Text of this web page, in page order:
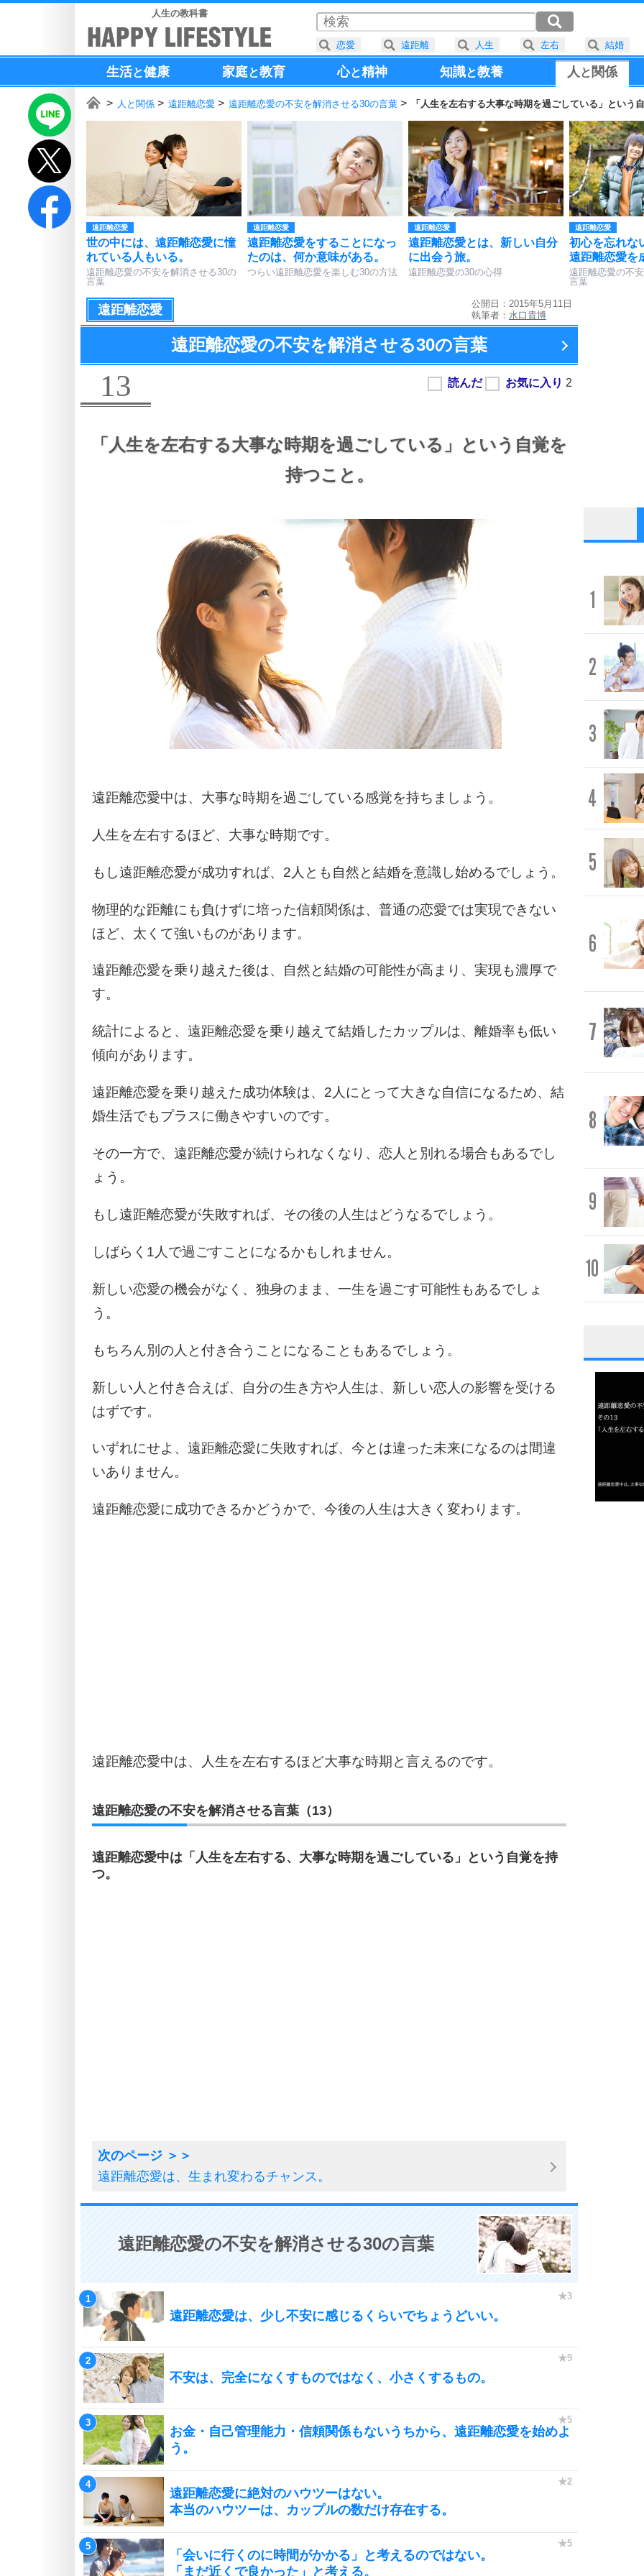
人生の教科書
生活と健康 家庭と教育 心と精神 知識と教養 人と 関係
人と関係 遠距離恋愛 遠距離恋愛の不安を解消させる30の言葉 「人生を左右する大事な時期を過ごしている」という
遠距離恋愛
世の中には、遠距離恋愛に憧
れている人もいる。
遠距離恋愛の不安を解消させる30の
言葉
遠距離恋愛
遠距離恋愛をすることになっ
たのは、何か意味がある。
つらい遠距離恋愛を楽しむ30の方法
遠距離恋愛
遠距離恋愛とは、新しい自分
に出会う旅。
遠距離恋愛の30の心得
遠距離恋愛
初心を忘れな
遠距離恋愛を
遠距離恋愛の不
言葉
遠距離恋愛
公開日：2015年5月11日
執筆者： 水口貴博
遠距離恋愛の不安を解消させる30の言葉
13
「人生を左右する大事な時期を過ごしている」という自覚を
持つこと。
遠距離恋愛中は、大事な時期を過ごしている感覚を持ちましょう。
人生を左右するほど、大事な時期です。
もし遠距離恋愛が成功すれば、2人とも自然と結婚を意識し始めるでしょう。
物理的な距離にも負けずに培った信頼関係は、普通の恋愛では実現できない
ほど、太くて強いものがあります。
遠距離恋愛を乗り越えた後は、自然と結婚の可能性が高まり、実現も濃厚で
す。
統計によると、遠距離恋愛を乗り越えて結婚したカップルは、離婚率も低い
傾向があります。
遠距離恋愛を乗り越えた成功体験は、2人にとって大きな自信になるため、結
婚生活でもプラスに働きやすいのです。
その一方で、遠距離恋愛が続けられなくなり、恋人と別れる場合もあるでし
ょう。
もし遠距離恋愛が失敗すれば、その後の人生はどうなるでしょう。
しばらく1人で過ごすことになるかもしれません。
新しい恋愛の機会がなく、独身のまま、一生を過ごす可能性もあるでしょ
う。
もちろん別の人と付き合うことになることもあるでしょう。
新しい人と付き合えば、自分の生き方や人生は、新しい恋人の影響を受ける
はずです。
いずれにせよ、遠距離恋愛に失敗すれば、今とは違った未来になるのは間違
いありません。
遠距離恋愛に成功できるかどうかで、今後の人生は大きく変わります。
遠距離恋愛中は、人生を左右するほど大事な時期と言えるのです。
遠距離恋愛の不安を解消させる言葉（13）
遠距離恋愛中は「人生を左右する、大事な時期を過ごしている」という自覚を持
つ。
遠距離恋愛は、生まれ変わるチャンス。
遠距離恋愛の不安を解消させる30の言葉
遠距離恋愛は、少し不安に感じるくらいでちょうどいい。
不安は、完全になくすものではなく、小さくするもの。
お金・自己管理能力・信頼関係もないうちから、遠距離恋愛を始めよ
う。
遠距離恋愛に絶対のハウツーはない。
本当のハウツーは、カップルの数だけ存在する。
「会いに行くのに時間がかかる」と考えるのではない。
「まだ近くで良かった」と考える。
1
2
3
4
5
6
7
8
9
10
1
3
恋愛 遠距離 人生 左右 結婚